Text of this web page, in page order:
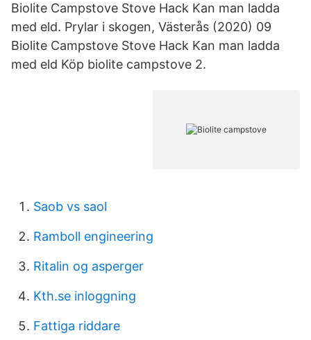
Biolite Campstove Stove Hack Kan man ladda
med eld. Prylar i skogen, Västerås (2020) 09
Biolite Campstove Stove Hack Kan man ladda
med eld Köp biolite campstove 2.
Saob vs saol
Ramboll engineering
Ritalin og asperger
Kth.se inloggning
Fattiga riddare